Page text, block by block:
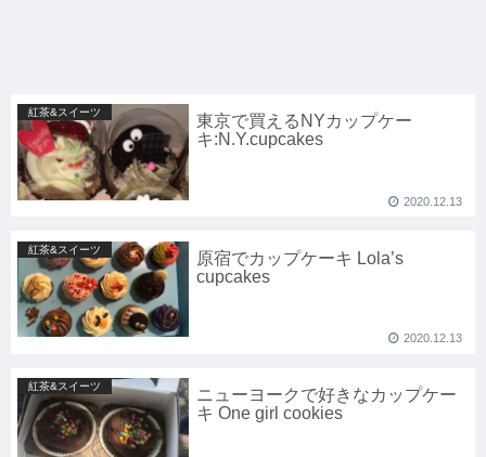
紅茶&スイーツ
東京で買えるNYカップケー
キ:N.Y.cupcakes
2020.12.13
紅茶&スイーツ
原宿でカップケーキ Lola’s
cupcakes
2020.12.13
紅茶&スイーツ
ニューヨークで好きなカップケー
キ One girl cookies